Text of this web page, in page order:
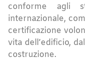
conforme agli
internazionale,
certificazione
vita dell’edificio,
costruzione.